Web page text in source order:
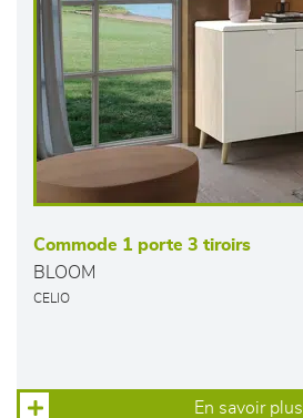
Commode 1 porte 3 tiroirs
BLOOM
CELIO
En savoir plus